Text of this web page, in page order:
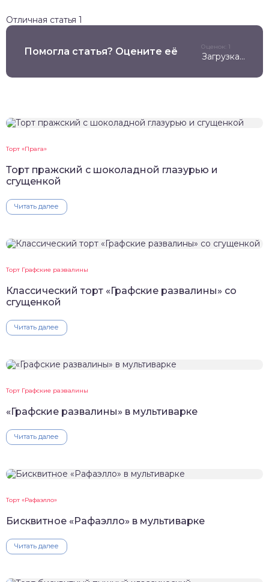
Отличная статья 1
Помогла статья? Оцените её Оценок: 1
Загрузка...
Торт «Прага»
Торт пражский с шоколадной глазурью и
сгущенкой
Читать далее
Торт Графские развалины
Классический торт «Графские развалины» со
сгущенкой
Читать далее
Торт Графские развалины
«Графские развалины» в мультиварке
Читать далее
Торт «Рафаэлло»
Бисквитное «Рафаэлло» в мультиварке
Читать далее